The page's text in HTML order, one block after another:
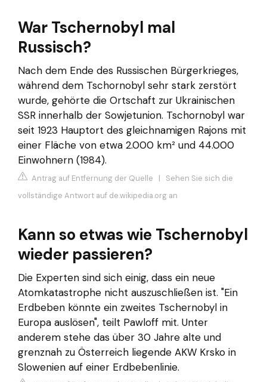
War Tschernobyl mal
Russisch?
Nach dem Ende des Russischen Bürgerkrieges,
während dem Tschornobyl sehr stark zerstört
wurde, gehörte die Ortschaft zur Ukrainischen
SSR innerhalb der Sowjetunion. Tschornobyl war
seit 1923 Hauptort des gleichnamigen Rajons mit
einer Fläche von etwa 2.000 km² und 44.000
Einwohnern (1984).
Antrag auf Entfernung der Quelle | Sehen Sie sich die
vollständige Antwort auf de.wikipedia.org an
Kann so etwas wie Tschernobyl
wieder passieren?
Die Experten sind sich einig, dass ein neue
Atomkatastrophe nicht auszuschließen ist. "Ein
Erdbeben könnte ein zweites Tschernobyl in
Europa auslösen", teilt Pawloff mit. Unter
anderem stehe das über 30 Jahre alte und
grenznah zu Österreich liegende AKW Krsko in
Slowenien auf einer Erdbebenlinie.